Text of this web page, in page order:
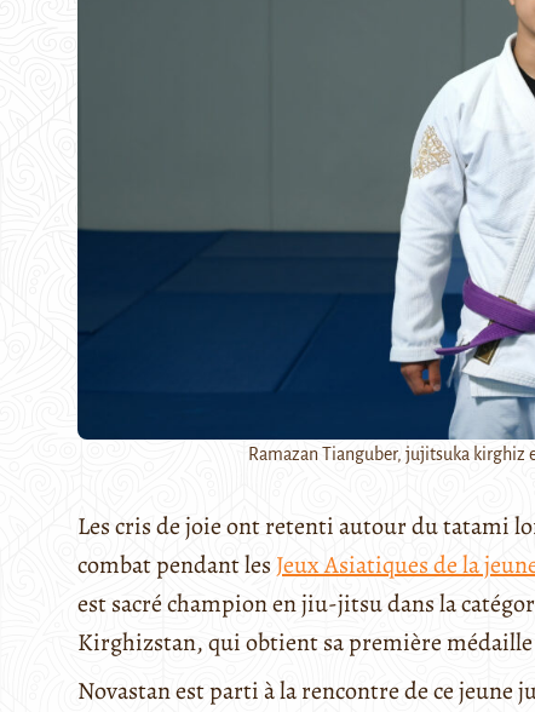
Ramazan Tianguber, jujitsuka kirghiz
Les cris de joie ont retenti autour du tatami
combat pendant les Jeux Asiatiques de la
est sacré champion en jiu-jitsu dans la
Kirghizstan, qui obtient sa première médaille
Novastan est parti à la rencontre de ce